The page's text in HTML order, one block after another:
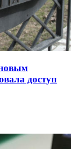
доступ